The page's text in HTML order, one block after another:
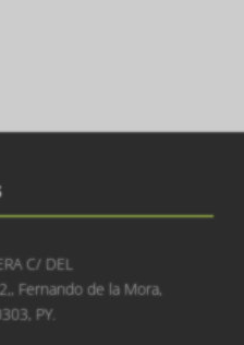
C/ DEL
Fernando de la Mora,
PY.